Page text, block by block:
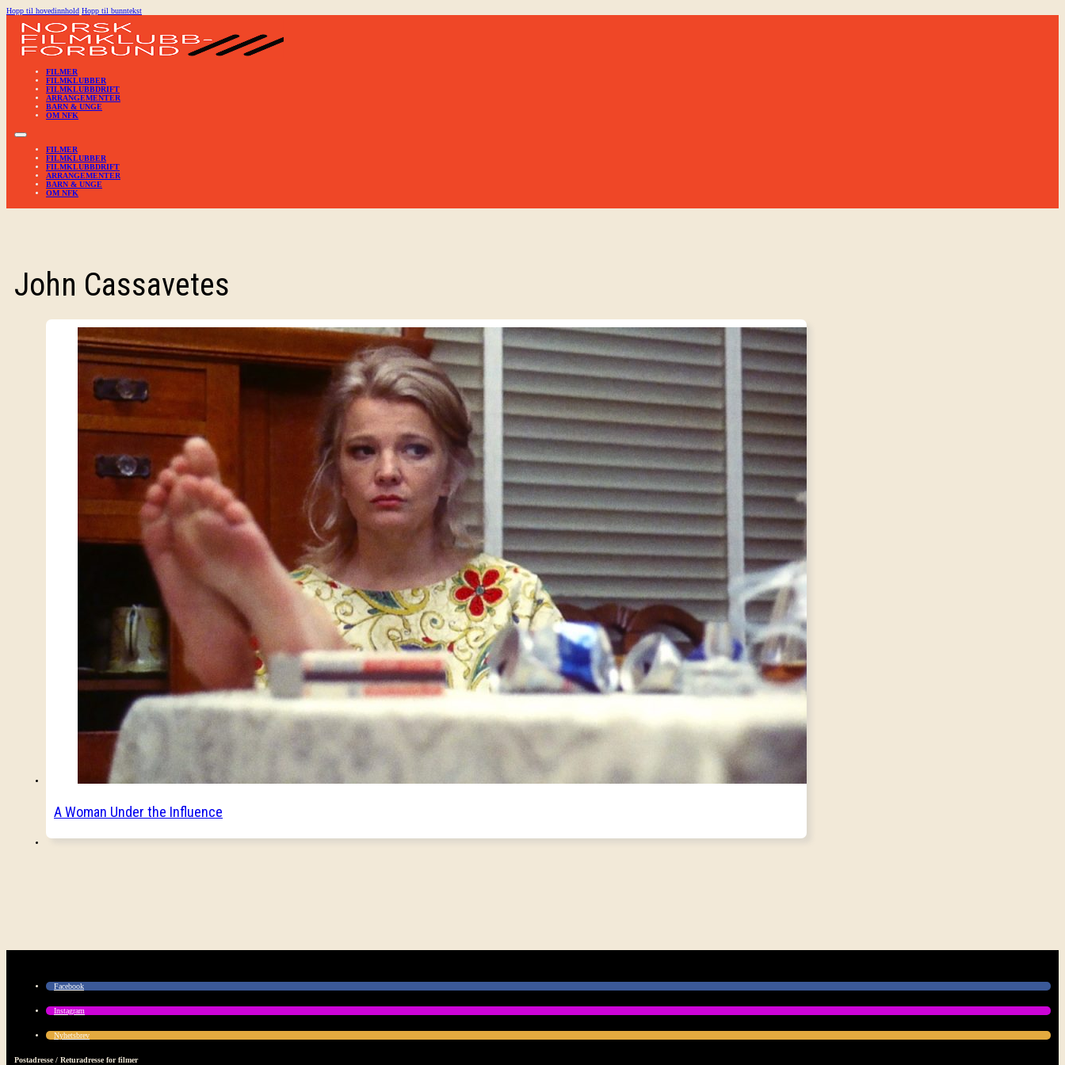
Hopp til hovedinnhold Hopp til bunntekst
FILMER
FILMKLUBBER
FILMKLUBBDRIFT
ARRANGEMENTER
BARN & UNGE
OM NFK
FILMER
FILMKLUBBER
FILMKLUBBDRIFT
ARRANGEMENTER
BARN & UNGE
OM NFK
John Cassavetes
A Woman Under the Influence
Facebook
Instagram
Nyhetsbrev
Postadresse / Returadresse for filmer